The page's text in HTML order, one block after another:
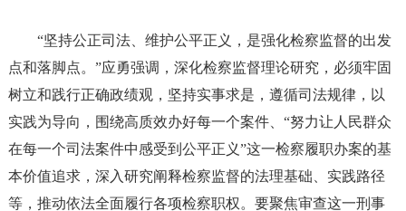
“坚持公正司法、维护公平正义，是强化检察监督的出发
点和落脚点。”应勇强调，深化检察监督理论研究，必须牢固
树立和践行正确政绩观，坚持实事求是，遵循司法规律，以
实践为导向，围绕高质效办好每一个案件、“努力让人民群众
在每一个司法案件中感受到公平正义”这一检察履职办案的基
本价值追求，深入研究阐释检察监督的法理基础、实践路径
等，推动依法全面履行各项检察职权。要聚焦审查这一刑事